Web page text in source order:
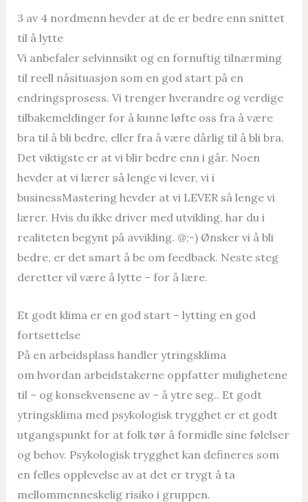
3 av 4 nordmenn hevder at de er bedre enn snittet
til å lytte
Vi anbefaler selvinnsikt og en fornuftig tilnærming
til reell nåsituasjon som en god start på en
endringsprosess. Vi trenger hverandre og verdige
tilbakemeldinger for å kunne løfte oss fra å være
bra til å bli bedre, eller fra å være dårlig til å bli bra.
Det viktigste er at vi blir bedre enn i går. Noen
hevder at vi lærer så lenge vi lever, vi i
businessMastering hevder at vi LEVER så lenge vi
lærer. Hvis du ikke driver med utvikling, har du i
realiteten begynt på avvikling. @;-) Ønsker vi å bli
bedre, er det smart å be om feedback. Neste steg
deretter vil være å lytte – for å lære.
Et godt klima er en god start – lytting en god
fortsettelse
På en arbeidsplass handler ytringsklima
om hvordan arbeidstakerne oppfatter mulighetene
til – og konsekvensene av – å ytre seg.. Et godt
ytringsklima med psykologisk trygghet er et godt
utgangspunkt for at folk tør å formidle sine følelser
og behov. Psykologisk trygghet kan defineres som
en felles opplevelse av at det er trygt å ta
mellommenneskelig risiko i gruppen.